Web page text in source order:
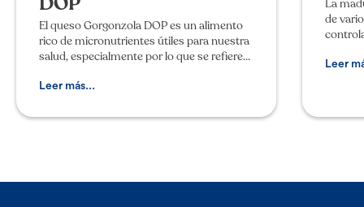
El queso Gorgonzola DOP es un alimento
rico de micronutrientes útiles para nuestra
salud, especialmente por lo que se refiere
entre los cuales calcio, fósf
Leer más...
La
de
Leer